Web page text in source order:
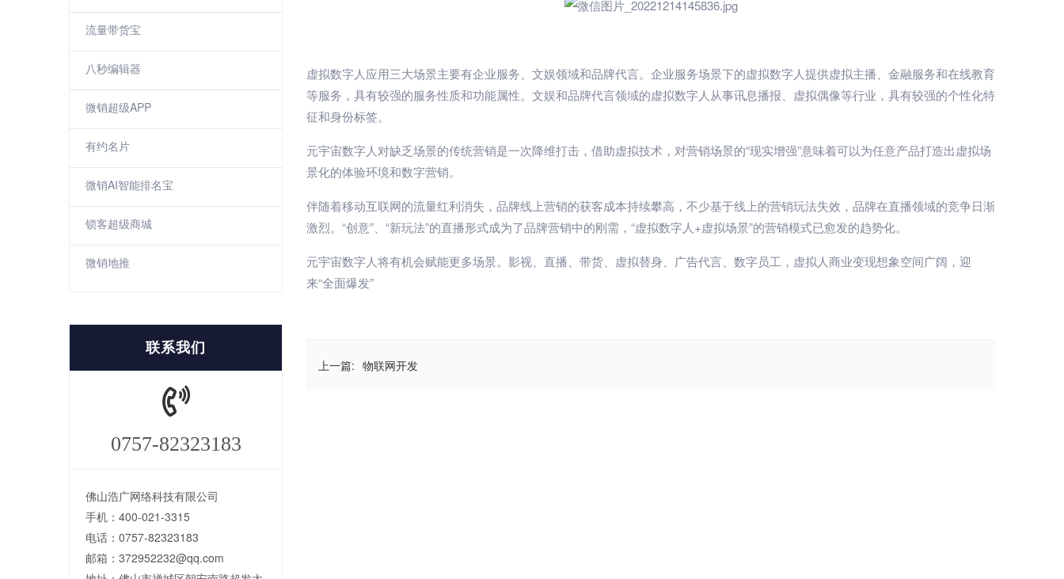
虚拟数字人应用三大场景主要有企业服务、文娱领域和品牌代言。企业服务场景下的虚拟数字人提供虚拟主播、金融服务和在线教育
等服务，具有较强的服务性质和功能属性。文娱和品牌代言领域的虚拟数字人从事讯息播报、虚拟偶像等行业，具有较强的个性化特
征和身份标签。
元宇宙数字人对缺乏场景的传统营销是一次降维打击，借助虚拟技术，对营销场景的“现实增强”意味着可以为任意产品打造出虚拟场
景化的体验环境和数字营销。
伴随着移动互联网的流量红利消失，品牌线上营销的获客成本持续攀高，不少基于线上的营销玩法失效，品牌在直播领域的竞争日渐
激烈。“创意”、“新玩法”的直播形式成为了品牌营销中的刚需，“虚拟数字人+虚拟场景”的营销模式已愈发的趋势化。
元宇宙数字人将有机会赋能更多场景。影视、直播、带货、虚拟替身、广告代言、数字员工，虚拟人商业变现想象空间广阔，迎
来“全面爆发”
上一篇: 物联网开发
流量带货宝
八秒编辑器
微销超级APP
有约名片
微销AI智能排名宝
锁客超级商城
微销地推
联系我们
0757-82323183
佛山浩广网络科技有限公司
手机：400-021-3315
电话：0757-82323183
邮箱：372952232@qq.com